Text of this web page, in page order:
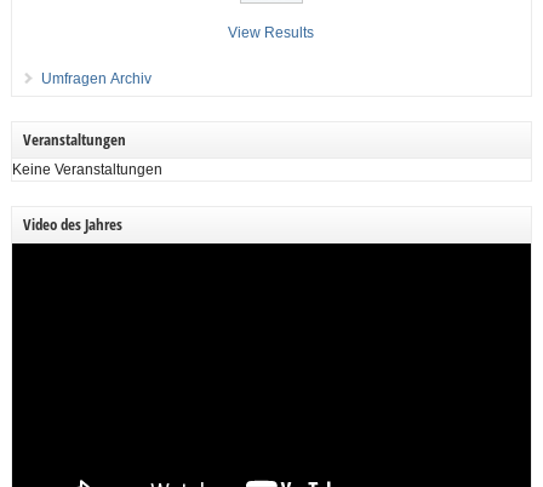
View Results
Umfragen Archiv
Veranstaltungen
Keine Veranstaltungen
Video des Jahres